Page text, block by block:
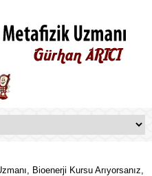
Bioenerji Kursu Arıyorsanız,